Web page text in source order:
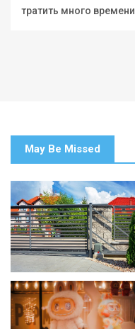
тратить много времени
May Be Missed